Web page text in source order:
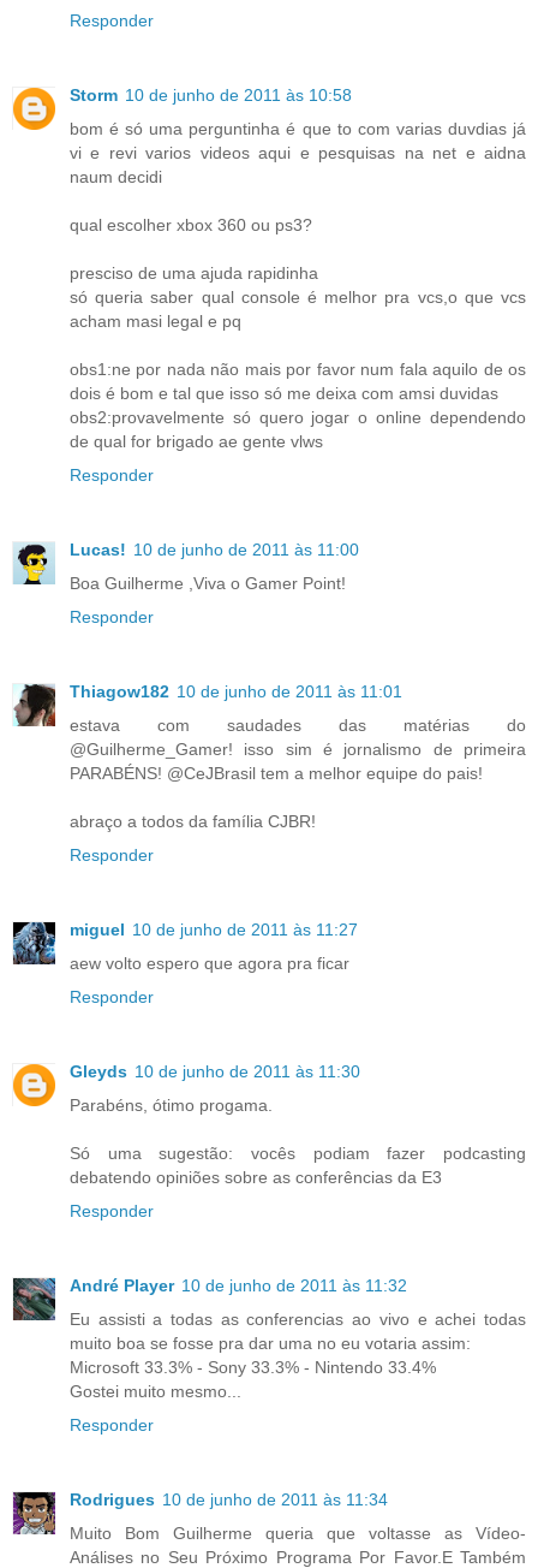
Responder
Storm 10 de junho de 2011 às 10:58
bom é só uma perguntinha é que to com varias duvdias já
vi e revi varios videos aqui e pesquisas na net e aidna
naum decidi
qual escolher xbox 360 ou ps3?
presciso de uma ajuda rapidinha
só queria saber qual console é melhor pra vcs,o que vcs
acham masi legal e pq
obs1:ne por nada não mais por favor num fala aquilo de os
dois é bom e tal que isso só me deixa com amsi duvidas
obs2:provavelmente só quero jogar o online dependendo
de qual for brigado ae gente vlws
Responder
Lucas! 10 de junho de 2011 às 11:00
Boa Guilherme ,Viva o Gamer Point!
Responder
Thiagow182 10 de junho de 2011 às 11:01
estava com saudades das matérias do
@Guilherme_Gamer! isso sim é jornalismo de primeira
PARABÉNS! @CeJBrasil tem a melhor equipe do pais!
abraço a todos da família CJBR!
Responder
miguel 10 de junho de 2011 às 11:27
aew volto espero que agora pra ficar
Responder
Gleyds 10 de junho de 2011 às 11:30
Parabéns, ótimo progama.
Só uma sugestão: vocês podiam fazer podcasting
debatendo opiniões sobre as conferências da E3
Responder
André Player 10 de junho de 2011 às 11:32
Eu assisti a todas as conferencias ao vivo e achei todas
muito boa se fosse pra dar uma no eu votaria assim:
Microsoft 33.3% - Sony 33.3% - Nintendo 33.4%
Gostei muito mesmo...
Responder
Rodrigues 10 de junho de 2011 às 11:34
Muito Bom Guilherme queria que voltasse as Vídeo-
Análises no Seu Próximo Programa Por Favor.E Também